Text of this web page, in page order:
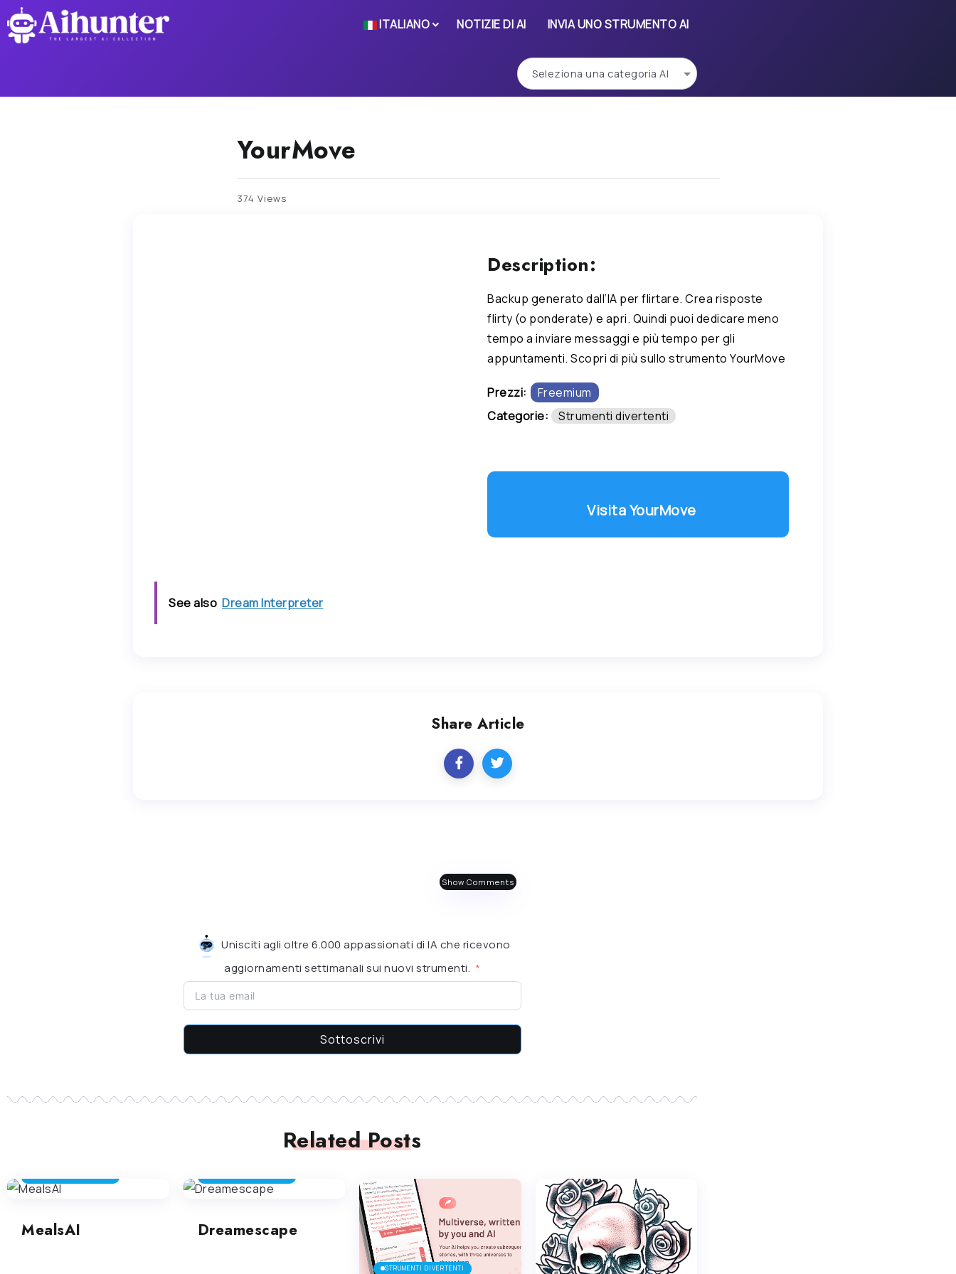
ITALIANO NOTIZIE DI AI INVIA UNO STRUMENTO AI
YourMove
374 Views
Description:
Backup generato dall’IA per flirtare. Crea risposte
flirty (o ponderate) e apri. Quindi puoi dedicare meno
tempo a inviare messaggi e più tempo per gli
appuntamenti. Scopri di più sullo strumento YourMove
Prezzi:
Freemium
Categorie:
Strumenti divertenti
Visita YourMove
See also Dream Interpreter
Share Article
Show Comments
Unisciti agli oltre 6.000 appassionati di IA che ricevono
aggiornamenti settimanali sui nuovi strumenti.
Sottoscrivi
Related Posts
MealsAI Dreamescape
STRUMENTI DIVERTENTI